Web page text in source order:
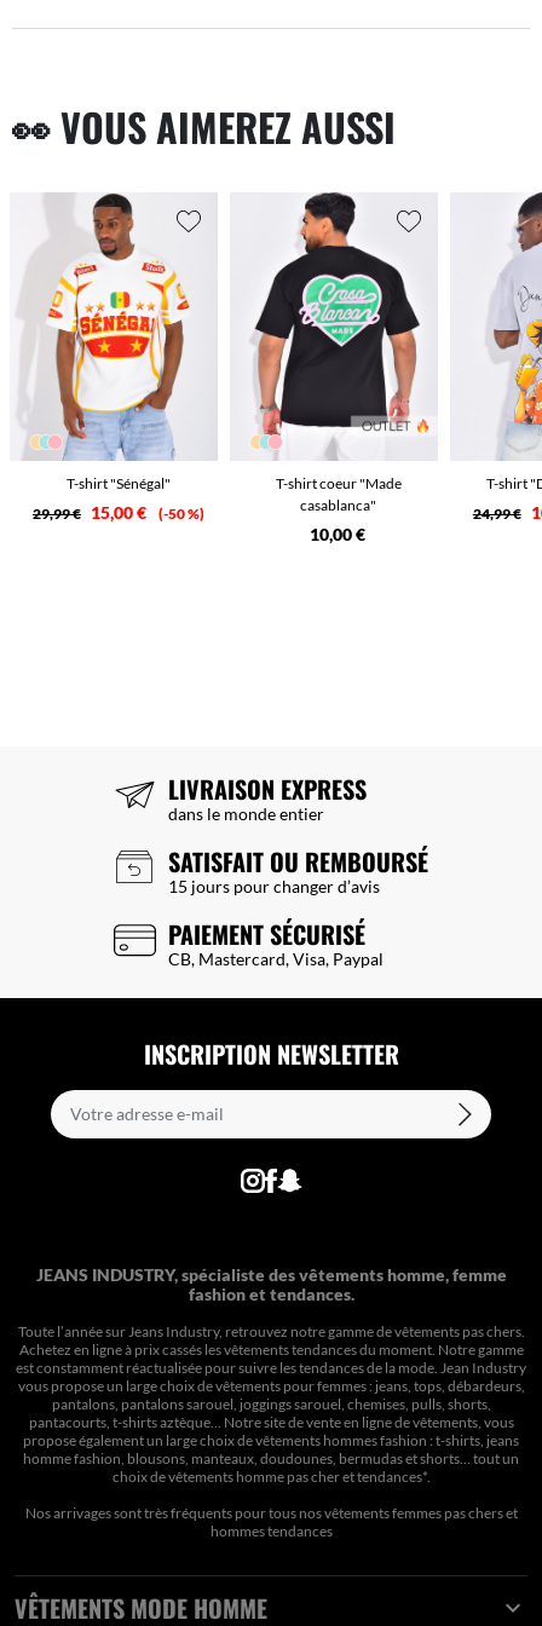
👀 VOUS AIMEREZ AUSSI
T-shirt "Sénégal"
29,99 €
15,00 € -50 %
T-shirt coeur "Made
casablanca"
10,00 €
T-shirt
24,99 €
LIVRAISON EXPRESS
dans le monde entier
SATISFAIT OU REMBOURSÉ
15 jours pour changer d’avis
PAIEMENT SÉCURISÉ
CB, Mastercard, Visa, Paypal
INSCRIPTION NEWSLETTER
JEANS INDUSTRY, spécialiste des vêtements homme, femme
fashion et tendances.
Toute l’année sur Jeans Industry, retrouvez notre gamme de vêtements pas chers.
Achetez en ligne à prix cassés les vêtements tendances du moment. Notre gamme
est constamment réactualisée pour suivre les tendances de la mode. Jean Industry
vous propose un large choix de vêtements pour femmes : jeans, tops, débardeurs,
pantalons, pantalons sarouel, joggings sarouel, chemises, pulls, shorts,
pantacourts, t-shirts aztèque... Notre site de vente en ligne de vêtements, vous
propose également un large choix de vêtements hommes fashion : t-shirts, jeans
homme fashion, blousons, manteaux, doudounes, bermudas et shorts… tout un
choix devêtements homme pas cher et tendances*.
Nos arrivages sont très fréquents pour tous nosvêtements femmes pas cherset
hommes tendances
VÊTEMENTS MODE HOMME 